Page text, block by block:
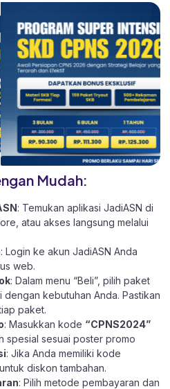
Mudah:
: Temukan aplikasi JadiASN di
, atau akses langsung melalui
: Login ke akun JadiASN Anda
web.
: Dalam menu “Beli”, pilih paket
dengan kebutuhan Anda. Pastikan
paket.
: Masukkan kode “CPNS2024”
spesial sesuai poster promo
: Jika Anda memiliki kode
untuk diskon tambahan.
: Pilih metode pembayaran dan